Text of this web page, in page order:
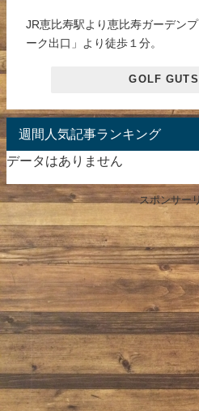
JR恵比寿駅より恵比寿ガーデン
ーク出口」より徒歩１分。
GOLF
週間人気記事ランキング
データはありません
スポンサー